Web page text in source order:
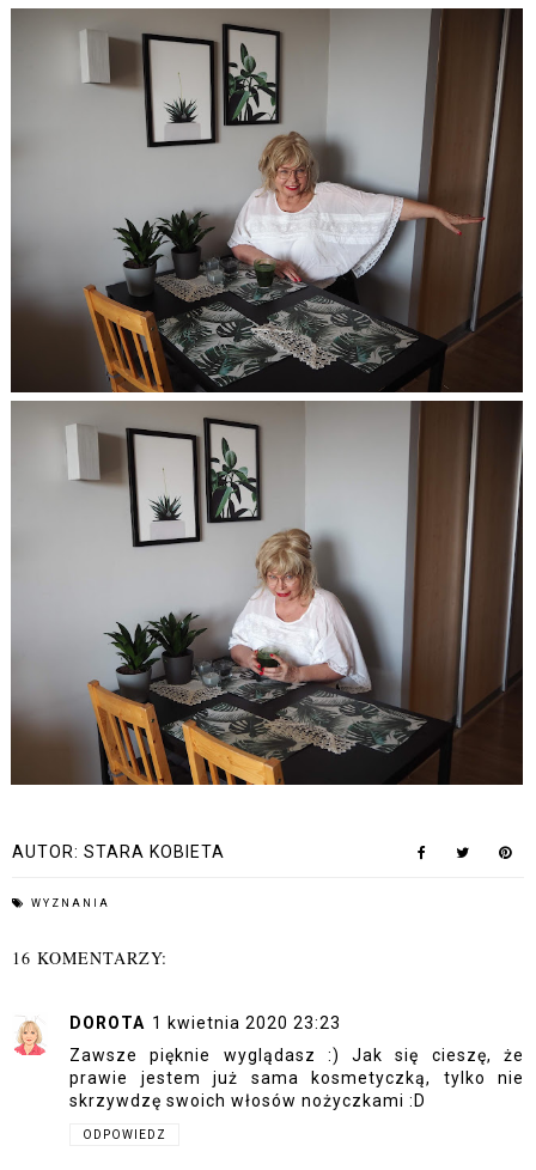
AUTOR: STARA KOBIETA
WYZNANIA
16 KOMENTARZY:
DOROTA 1 kwietnia 2020 23:23
Zawsze pięknie wyglądasz :) Jak się cieszę, że
prawie jestem już sama kosmetyczką, tylko nie
skrzywdzę swoich włosów nożyczkami :D
ODPOWIEDZ